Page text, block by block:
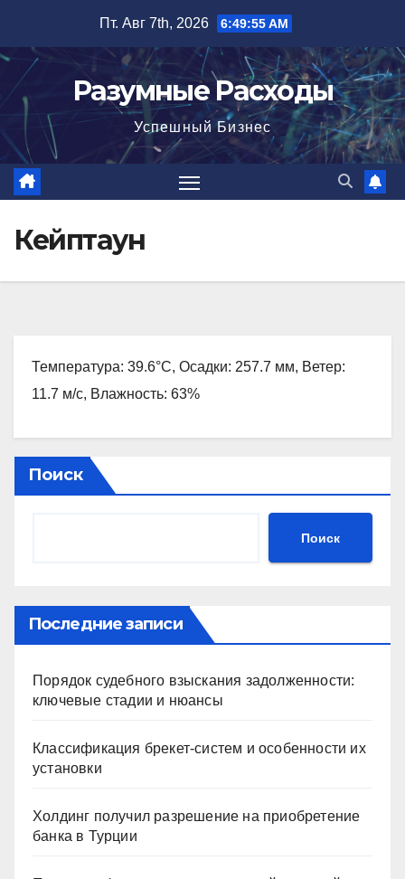
содержимому
Пт. Авг 7th, 2026 6:49:56 AM
Разумные Расходы
Успешный Бизнес
Кейптаун
Температура: 39.6°C, Осадки: 257.7 мм, Ветер:
11.7 м/с, Влажность: 63%
Поиск
Поиск
Последние записи
Порядок судебного взыскания задолженности:
ключевые стадии и нюансы
Классификация брекет-систем и особенности их
установки
Холдинг получил разрешение на приобретение
банка в Турции